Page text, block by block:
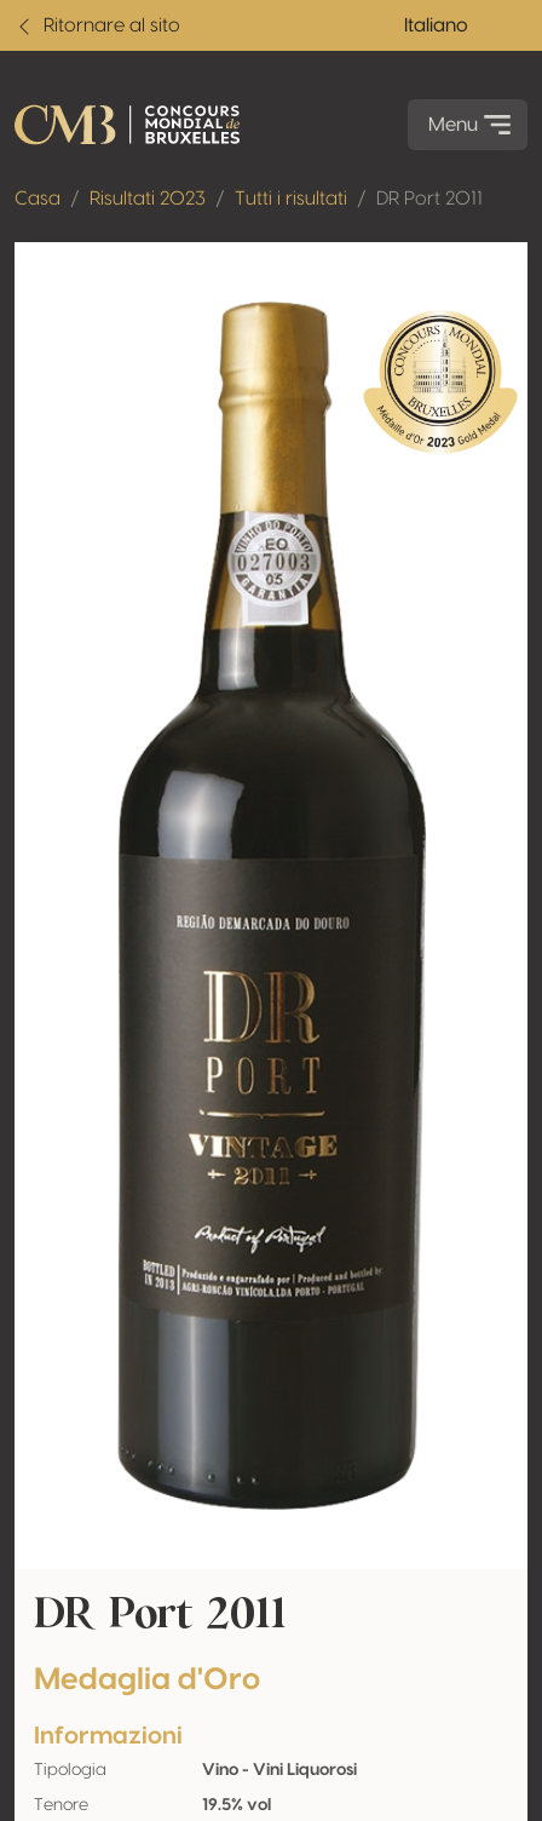
Ritornare al sito Italiano
Menu
Casa Risultati 2023 Tutti i risultati DR Port 2011
DR Port 2011
Medaglia d'Oro
Informazioni
Tipologia Vino - Vini Liquorosi
Tenore
19.5% vol